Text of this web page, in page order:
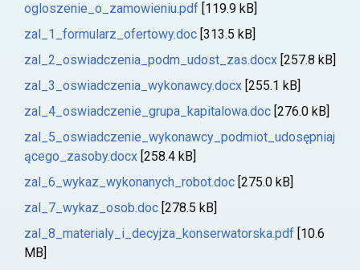
ogloszenie_o_zamowieniu.pdf [119.9 kB]
zal_1_formularz_ofertowy.doc [313.5 kB]
zal_2_oswiadczenia_podm_udost_zas.docx [257.8 kB]
zal_3_oswiadczenia_wykonawcy.docx [255.1 kB]
zal_4_oswiadczenie_grupa_kapitalowa.doc [276.0 kB]
zal_5_oswiadczenie_wykonawcy_podmiot_udosępniaj
ącego_zasoby.docx [258.4 kB]
zal_6_wykaz_wykonanych_robot.doc [275.0 kB]
zal_7_wykaz_osob.doc [278.5 kB]
zal_8_materialy_i_decyjza_konserwatorska.pdf [10.6
MB]